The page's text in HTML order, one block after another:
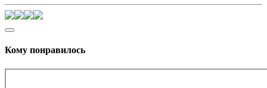
Кому понравилось